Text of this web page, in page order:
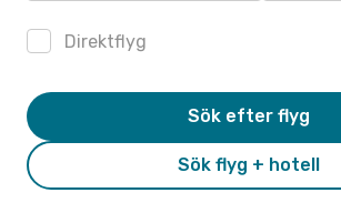
Direktflyg
Sök flyg + hotell
Sök efter flyg